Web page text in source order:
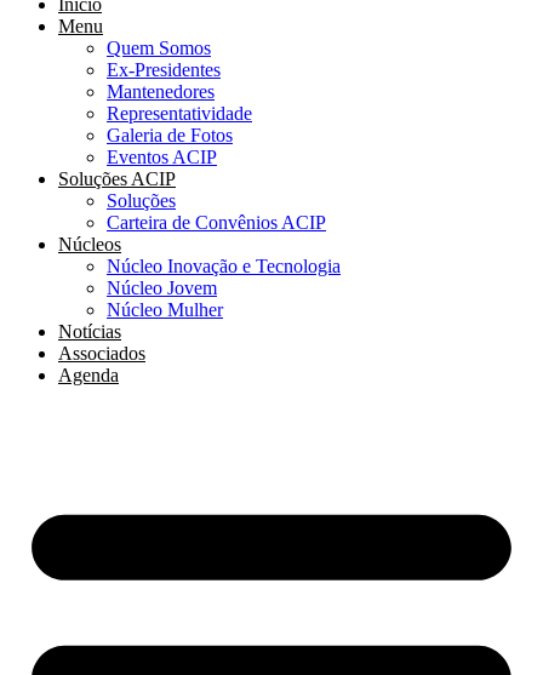
Início
Menu
Quem Somos
Ex-Presidentes
Mantenedores
Representatividade
Galeria de Fotos
Eventos ACIP
Soluções ACIP
Soluções
Carteira de Convênios ACIP
Núcleos
Núcleo Inovação e Tecnologia
Núcleo Jovem
Núcleo Mulher
Notícias
Associados
Agenda